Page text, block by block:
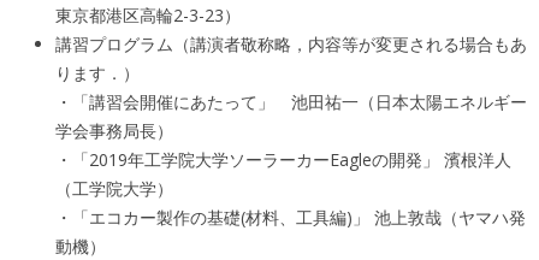
東京都港区高輪2-3-23）
講習プログラム（講演者敬称略，内容等が変更される場合もあ
ります．）
・「講習会開催にあたって」 池田祐一（日本太陽エネルギー
学会事務局長）
・「2019年工学院大学ソーラーカーEagleの開発」 濱根洋人
（工学院大学）
・「エコカー製作の基礎(材料、工具編)」 池上敦哉（ヤマハ発
動機）